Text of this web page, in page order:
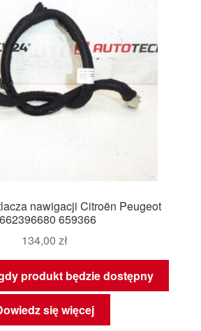
nawigacji Citroën Peugeot
659366
134,00 zł
produkt będzie dostępny
się więcej